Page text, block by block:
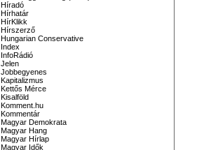
Híradó
Hírhatár
HírKlikk
Hírszerző
Hungarian Conservative
Index
InfoRádió
Jelen
Jobbegyenes
Kapitalizmus
Kettős Mérce
Kisalföld
Komment.hu
Kommentár
Magyar Demokrata
Magyar Hang
Magyar Hírlap
Magyar Idők